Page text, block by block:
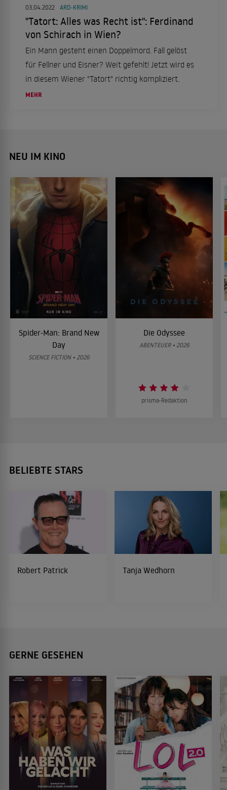
03.04.2022 ARD-KRIMI
"Tatort: Alles was Recht ist": Ferdinand
von Schirach in Wien?
Ein Mann gesteht einen Doppelmord. Fall gelöst
für Fellner und Eisner? Weit gefehlt! Jetzt wird es
in diesem Wiener "Tatort" richtig kompliziert.
MEHR
NEU IM KINO
Spider-Man: Brand New
Day
SCIENCE FICTION • 2026
Die Odyssee
ABENTEUER • 2026
prisma-Redaktion
BELIEBTE STARS
Robert Patrick Tanja Wedhorn
GERNE GESEHEN